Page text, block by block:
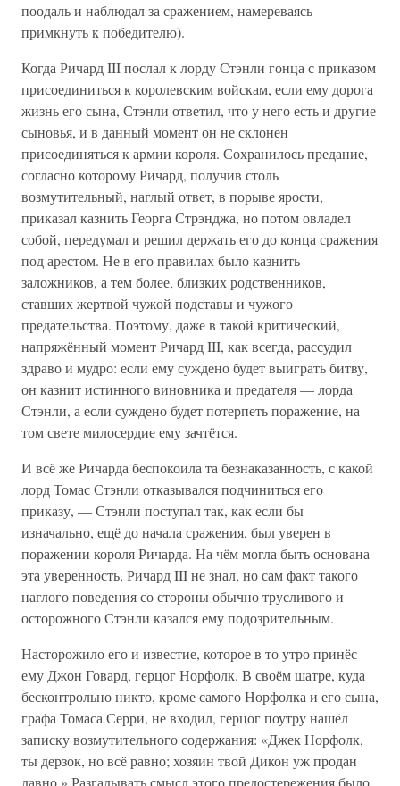
поодаль и наблюдал за сражением, намереваясь
примкнуть к победителю).
Когда Ричард III послал к лорду Стэнли гонца с приказом
присоединиться к королевским войскам, если ему дорога
жизнь его сына, Стэнли ответил, что у него есть и другие
сыновья, и в данный момент он не склонен
присоединяться к армии короля. Сохранилось предание,
согласно которому Ричард, получив столь
возмутительный, наглый ответ, в порыве ярости,
приказал казнить Георга Стрэнджа, но потом овладел
собой, передумал и решил держать его до конца сражения
под арестом. Не в его правилах было казнить
заложников, а тем более, близких родственников,
ставших жертвой чужой подставы и чужого
предательства. Поэтому, даже в такой критический,
напряжённый момент Ричард III, как всегда, рассудил
здраво и мудро: если ему суждено будет выиграть битву,
он казнит истинного виновника и предателя — лорда
Стэнли, а если суждено будет потерпеть поражение, на
том свете милосердие ему зачтётся.
И всё же Ричарда беспокоила та безнаказанность, с какой
лорд Томас Стэнли отказывался подчиниться его
приказу, — Стэнли поступал так, как если бы
изначально, ещё до начала сражения, был уверен в
поражении короля Ричарда. На чём могла быть основана
эта уверенность, Ричард III не знал, но сам факт такого
наглого поведения со стороны обычно трусливого и
осторожного Стэнли казался ему подозрительным.
Насторожило его и известие, которое в то утро принёс
ему Джон Говард, герцог Норфолк. В своём шатре, куда
бесконтрольно никто, кроме самого Норфолка и его сына,
графа Томаса Серри, не входил, герцог поутру нашёл
записку возмутительного содержания: «Джек Норфолк,
ты дерзок, но всё равно; хозяин твой Дикон уж продан
давно.» Разгадывать смысл этого предостережения было